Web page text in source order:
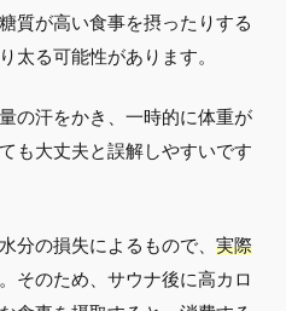
質が高い食事を摂ったりする
太る可能性があります。
の汗をかき、一時的に体重が
も大丈夫と誤解しやすいです
分の損失によるもので、 実際
。そのため、サウナ後に高カロ